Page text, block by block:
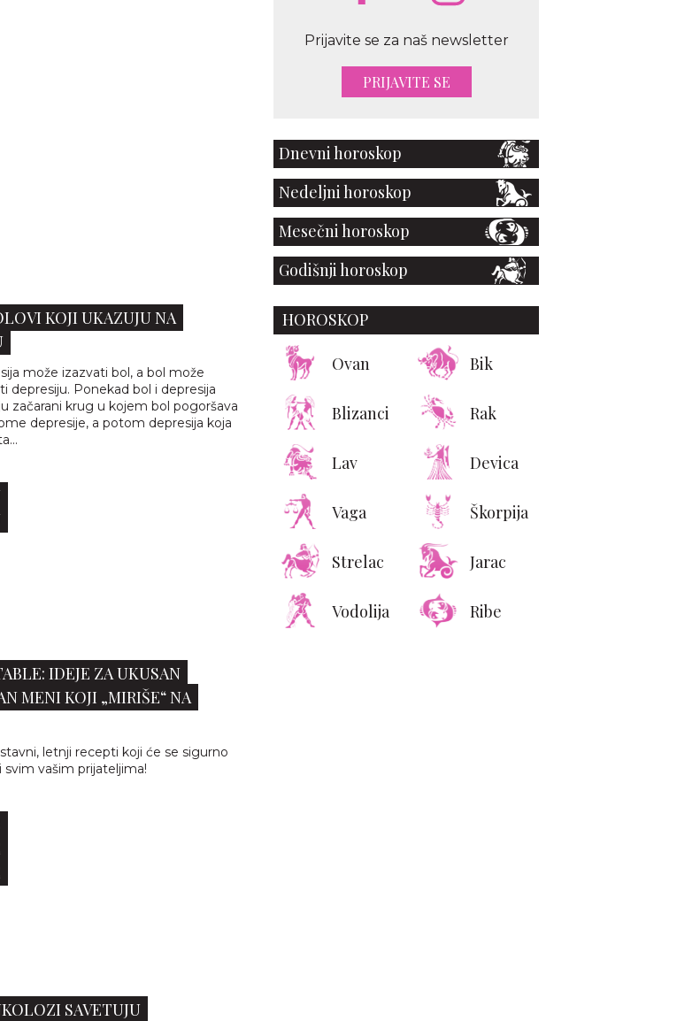
KOJI UKAZUJU NA
može izazvati bol, a bol može
depresiju. Ponekad bol i depresija
začarani krug u kojem bol pogoršava
depresije, a potom depresija koja
IDEJE ZA UKUSAN
MENI KOJI „MIRIŠE“ NA
letnji recepti koji će se sigurno
svim vašim prijateljima!
SAVETUJU
Prijavite se za naš newsletter
PRIJAVITE SE
Dnevni horoskop
Nedeljni horoskop
Mesečni horoskop
Godišnji horoskop
HOROSKOP
Ovan Bik
Blizanci Rak
Lav Devica
Vaga Škorpija
Strelac Jarac
Vodolija Ribe